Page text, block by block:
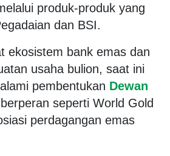
produk-produk yang
dan BSI.
ekosistem bank emas dan
usaha bulion, saat ini
pembentukan Dewan
seperti World Gold
perdagangan emas